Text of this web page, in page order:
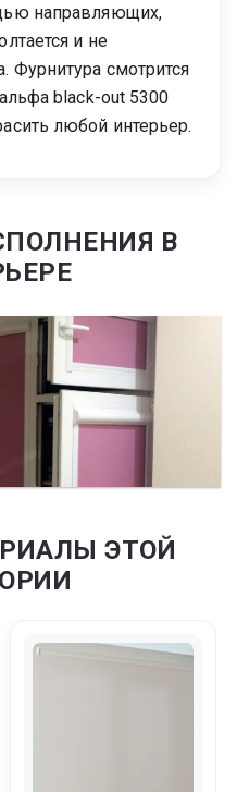
направляющих,
и не
Фурнитура смотрится
black-out 5300
любой интерьер.
В
ЭТОЙ